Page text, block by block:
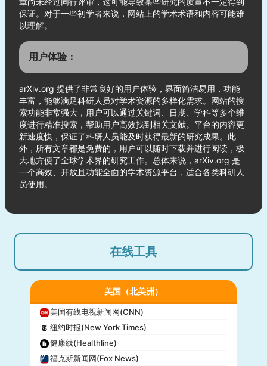
保证。对于一些初学者来说，网站上的学术术语和内容可能难
以理解。
用户体验：
arXiv.org 提供了非常良好的用户体验，界面简洁易用，功能
丰富，能够满足科研人员对学术资源的多样化需求。网站的搜
索功能非常强大，用户可以通过关键词、日期、学科等多个维
度进行精准搜索，帮助用户高效找到相关文献。平台的内容更
新速度快，保证了科研人员能及时获得最新的研究成果。此
外，所有文章都是免费的，用户可以随时下载并进行阅读，极
大地方便了全球学术界的研究工作。总体来说，arXiv.org 是
一个高效、开放且功能全面的学术资源平台，适合各类科研人
员使用。
在线工具
美国（北美洲）
美国有线电视新闻网(CNN)
纽约时报(New York Times)
健康线(Healthline)
福克斯新闻网(Fox News)